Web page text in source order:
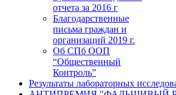
отчета за 2016 г
Благодарственные
письма граждан и
организаций 2019 г.
Об СПб ООП
“Общественный
Контроль”
Результаты лабораторных